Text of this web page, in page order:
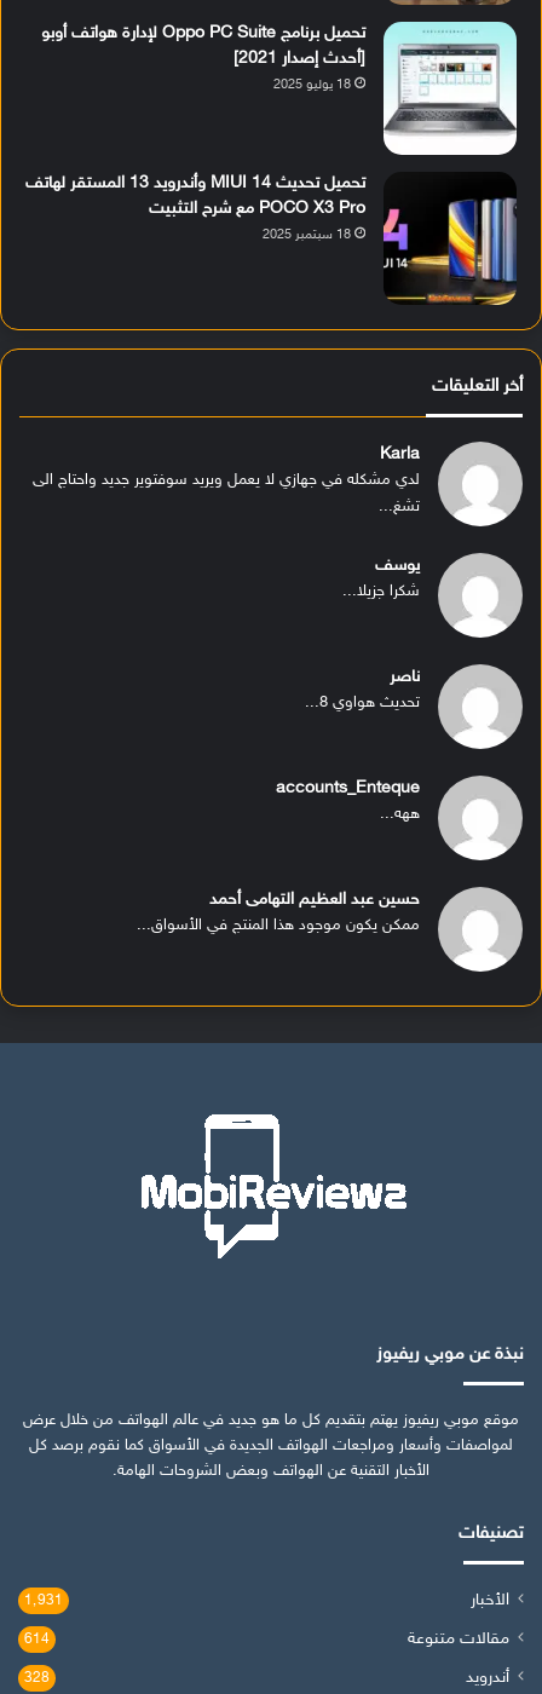
تحميل برنامج Oppo PC Suite لإدارة هواتف أوبو
[أحدث إصدار 2021]
18 يوليو 2025
تحميل تحديث MIUI 14 وأندرويد 13 المستقر لهاتف
POCO X3 Pro مع شرح التثبيت
18 سبتمبر 2025
أخر التعليقات
Karla
لدي مشكله في جهازي لا يعمل ويريد سوفتوير جديد واحتاج الى
تشغ...
يوسف
شكرا جزيلا...
ناصر
تحديث هواوي 8...
accounts_Enteque
ههه...
حسين عبد العظيم التهامى أحمد
ممكن يكون موجود هذا المنتج في الأسواق...
نبذة عن موبي ريفيوز
موقع موبي ريفيوز يهتم بتقديم كل ما هو جديد في عالم الهواتف من خلال عرض
لمواصفات وأسعار ومراجعات الهواتف الجديدة في الأسواق كما نقوم برصد كل
الأخبار التقنية عن الهواتف وبعض الشروحات الهامة.
تصنيفات
الأخبار 1٬931
مقالات متنوعة 614
أندرويد 328